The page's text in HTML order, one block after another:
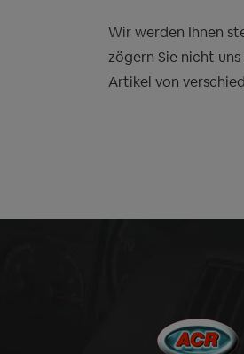
Wir werden Ihnen
zögern Sie nicht
Artikel von